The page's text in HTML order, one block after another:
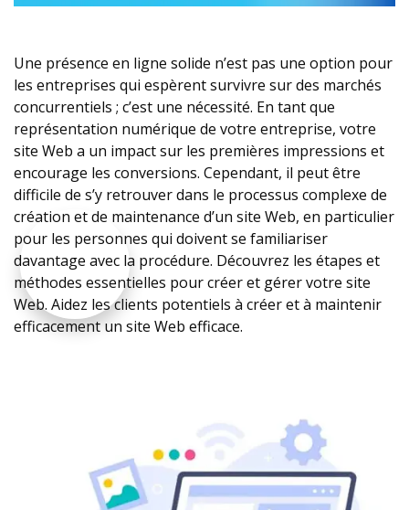
Une présence en ligne solide n’est pas une option pour
les entreprises qui espèrent survivre sur des marchés
concurrentiels ; c’est une nécessité. En tant que
représentation numérique de votre entreprise, votre
site Web a un impact sur les premières impressions et
encourage les conversions. Cependant, il peut être
difficile de s’y retrouver dans le processus complexe de
création et de maintenance d’un site Web, en particulier
pour les personnes qui doivent se familiariser
davantage avec la procédure. Découvrez les étapes et
méthodes essentielles pour créer et gérer votre site
Web. Aidez les clients potentiels à créer et à maintenir
efficacement un site Web efficace.